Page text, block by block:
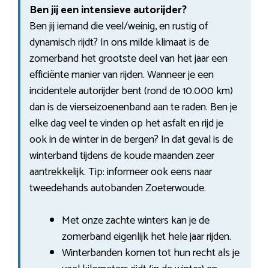
Ben jij een intensieve autorijder?
Ben jij iemand die veel/weinig, en rustig of
dynamisch rijdt? In ons milde klimaat is de
zomerband het grootste deel van het jaar een
efficiënte manier van rijden. Wanneer je een
incidentele autorijder bent (rond de 10.000 km)
dan is de vierseizoenenband aan te raden. Ben je
elke dag veel te vinden op het asfalt en rijd je
ook in de winter in de bergen? In dat geval is de
winterband tijdens de koude maanden zeer
aantrekkelijk. Tip: informeer ook eens naar
tweedehands autobanden Zoeterwoude.
Met onze zachte winters kan je de
zomerband eigenlijk het hele jaar rijden.
Winterbanden komen tot hun recht als je